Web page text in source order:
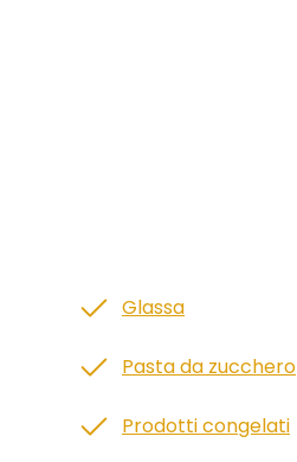
Glassa
Pasta da zucchero
Prodotti congelati